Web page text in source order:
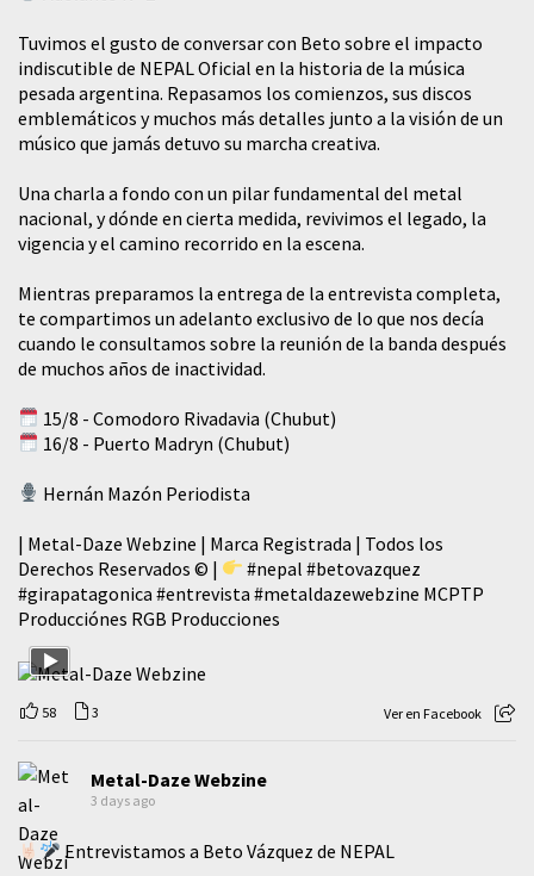
Tuvimos el gusto de conversar con Beto sobre el impacto
indiscutible de NEPAL Oficial en la historia de la música
pesada argentina. Repasamos los comienzos, sus discos
emblemáticos y muchos más detalles junto a la visión de un
músico que jamás detuvo su marcha creativa.
​Una charla a fondo con un pilar fundamental del metal
nacional, y dónde en cierta medida, revivimos el legado, la
vigencia y el camino recorrido en la escena.
Mientras preparamos la entrega de la entrevista completa,
te compartimos un adelanto exclusivo de lo que nos decía
cuando le consultamos sobre la reunión de la banda después
de muchos años de inactividad.
15/8 - Comodoro Rivadavia (Chubut)
16/8 - Puerto Madryn (Chubut)
Hernán Mazón Periodista
| Metal-Daze Webzine | Marca Registrada | Todos los
Derechos Reservados © |
#nepal #betovazquez
#girapatagonica #entrevista #metaldazewebzine MCPTP
Producciónes RGB Producciones
58 3 Ver en Facebook
Metal-Daze Webzine
3 days ago
Entrevistamos a Beto Vázquez de NEPAL